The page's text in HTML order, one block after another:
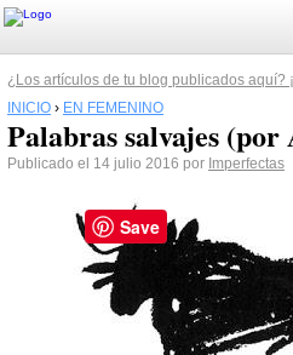
¿Los artículos de tu blog publicados aquí?
INICIO › EN FEMENINO
Palabras salvajes
Publicado el 14 julio 2016 por Imperfectas
Save